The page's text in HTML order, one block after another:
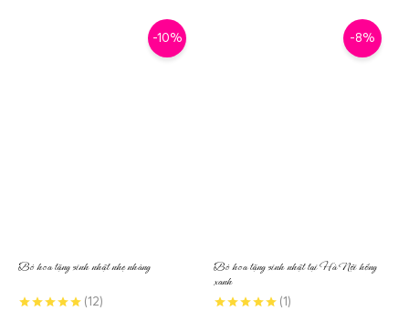
-10%
Bó hoa tặng sinh nhật nhẹ nhàng
(12)
-8%
Bó hoa tặng sinh nhật tại Hà Nội hồng
xanh
(1)